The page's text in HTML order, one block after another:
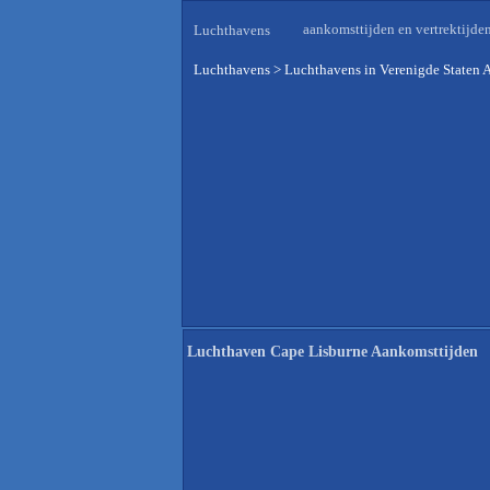
Luchthavens aankomsttijden en vertrektijden
Luchthavens > Luchthavens in Verenigde Staten
Luchthaven Cape Lisburne Aankomsttijden